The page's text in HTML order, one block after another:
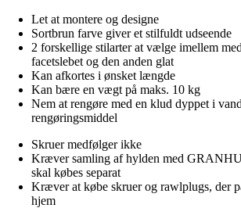
Let at montere og designe
Sortbrun farve giver et stilfuldt udseende
2 forskellige stilarter at vælge imellem
facetslebet og den anden glat
Kan afkortes i ønsket længde
Kan bære en vægt på maks. 10 kg
Nem at rengøre med en klud dyppet i
rengøringsmiddel
Skruer medfølger ikke
Kræver samling af hylden med
skal købes separat
Kræver at købe skruer og rawlplugs, der
hjem